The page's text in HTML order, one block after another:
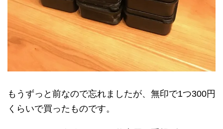
もうずっと前なので忘れましたが、無印で1つ300円
くらいで買ったものです。